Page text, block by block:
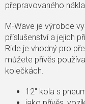
přepravovaného
M-Wave je výrobce
příslušenství a jejich
Ride je vhodný pro
můžete přívěs
kolečkách.
12" kola s